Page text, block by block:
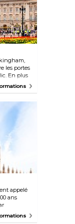
les portes
En plus
et
appelé
ans
les